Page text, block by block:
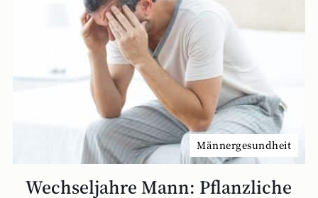
Männergesundheit
Wechseljahre Mann: Pflanzliche